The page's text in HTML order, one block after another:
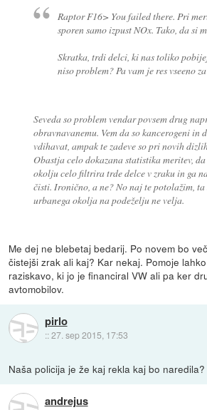
Raptor F16> You failed there. Pri
sporen samo izpust NOx. Tako, da si
Skratka, trdi delci, ki nas toliko
niso problem? Pa vam je res vseeno za
Seveda so problem vendar povsem drug
obravnavanemu. Vem da so kancerogeni in
vdihavat, ampak te zadeve so pri novih
Obastja celo dokazana statistika meritev,
okolju celo filtrira trde delce v zraku in ga
čisti. Ironično, a ne? No naj te potolažim,
urbanega okolja na podeželju ne velja.
Me dej ne blebetaj bedarij. Po novem bo
čistejši zrak ali kaj? Kar nekaj. Pomoje
raziskavo, ki jo je financiral VW ali pa ker
avtomobilov.
pirlo
::27. sep 2015, 17:53
Naša policija je že kaj rekla kaj bo naredila?
andrejus